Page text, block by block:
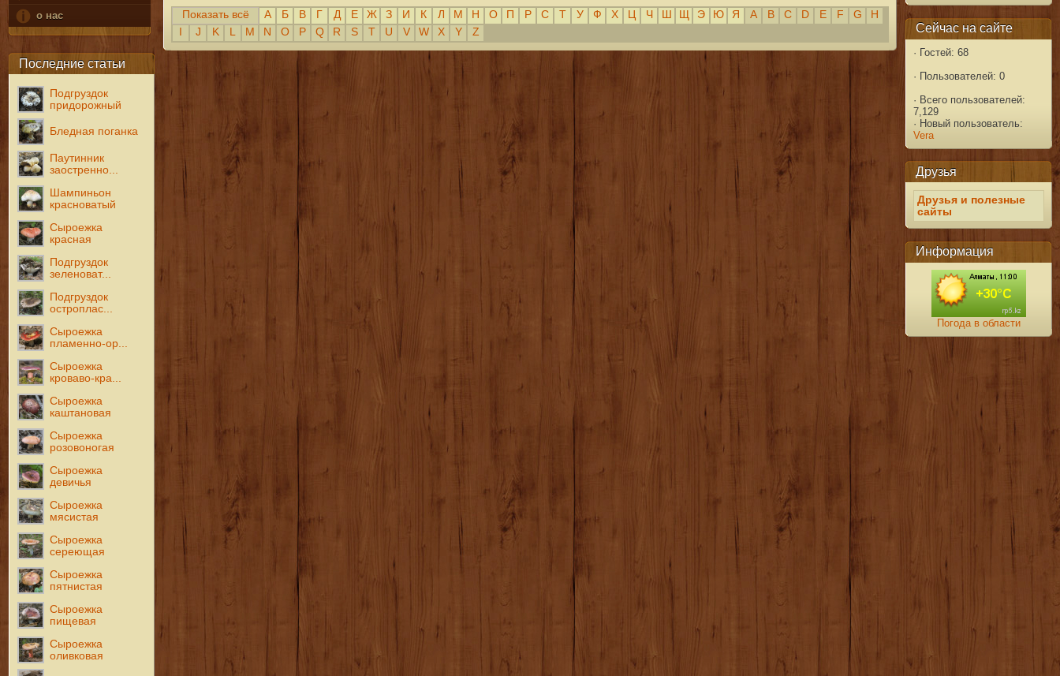
о нас
Последние статьи
Подгруздок
придорожный
Бледная поганка
Паутинник
заостренно...
Шампиньон
красноватый
Сыроежка
красная
Подгруздок
зеленоват...
Подгруздок
остроплас...
Сыроежка
пламенно-ор...
Сыроежка
кроваво-кра...
Сыроежка
каштановая
Сыроежка
розовоногая
Сыроежка
девичья
Сыроежка
мясистая
Сыроежка
сереющая
Сыроежка
пятнистая
Сыроежка
пищевая
Сыроежка
оливковая
Сейчас на сайте
· Гостей: 68
· Пользователей: 0
· Всего пользователей:
7,129
· Новый пользователь:
Vera
Друзья
Друзья и полезные
сайты
Информация
Погода в области
Показать всё А Б В Г Д Е Ж З И К Л М Н О П Р С Т У Ф Х Ч Э Ю Я A B C D E F G
H
J K M N O P Q R S T U V W X Y Z